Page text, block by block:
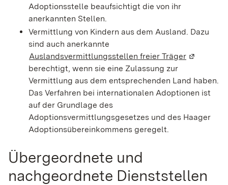
Adoptionsstelle beaufsichtigt die von ihr
anerkannten Stellen.
Vermittlung von Kindern aus dem Ausland. Dazu
sind auch anerkannte
Auslandsvermittlungsstellen freier Träger (Wird in
berechtigt, wenn sie eine Zulassung zur
Vermittlung aus dem entsprechenden Land haben.
Das Verfahren bei internationalen Adoptionen ist
auf der Grundlage des
Adoptionsvermittlungsgesetzes und des Haager
Adoptionsübereinkommens geregelt.
Übergeordnete und
nachgeordnete Dienststellen